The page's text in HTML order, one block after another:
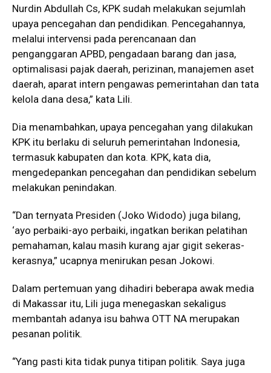
Nurdin Abdullah Cs, KPK sudah melakukan sejumlah
upaya pencegahan dan pendidikan. Pencegahannya,
melalui intervensi pada perencanaan dan
penganggaran APBD, pengadaan barang dan jasa,
optimalisasi pajak daerah, perizinan, manajemen aset
daerah, aparat intern pengawas pemerintahan dan tata
kelola dana desa,” kata Lili.
Dia menambahkan, upaya pencegahan yang dilakukan
KPK itu berlaku di seluruh pemerintahan Indonesia,
termasuk kabupaten dan kota. KPK, kata dia,
mengedepankan pencegahan dan pendidikan sebelum
melakukan penindakan.
“Dan ternyata Presiden (Joko Widodo) juga bilang,
‘ayo perbaiki-ayo perbaiki, ingatkan berikan pelatihan
pemahaman, kalau masih kurang ajar gigit sekeras-
kerasnya,” ucapnya menirukan pesan Jokowi.
Dalam pertemuan yang dihadiri beberapa awak media
di Makassar itu, Lili juga menegaskan sekaligus
membantah adanya isu bahwa OTT NA merupakan
pesanan politik.
“Yang pasti kita tidak punya titipan politik. Saya juga